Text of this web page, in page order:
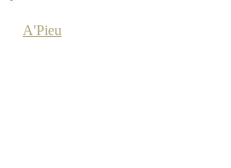
A'Pieu